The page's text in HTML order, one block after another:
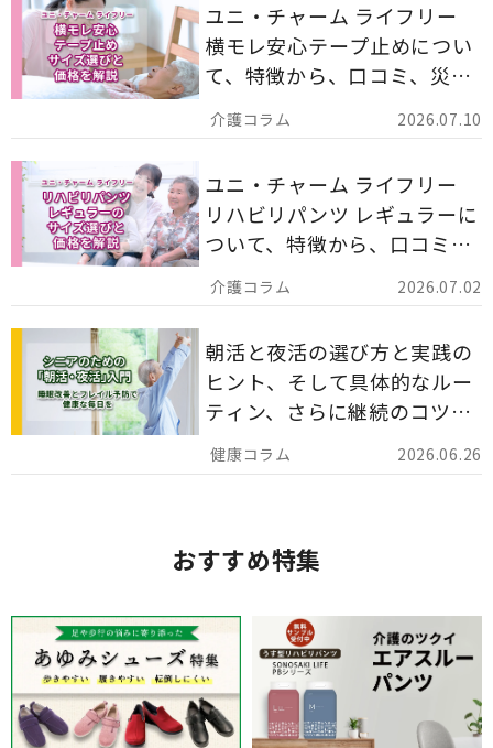
2026.07.10
ユニ・チャーム ライフリー
横モレ安心テープ止めについ
て、特徴から、口コミ、災害
備蓄としての活用法まで分か
りやすく解説します。
2026.07.02
ユニ・チャーム ライフリー
リハビリパンツ レギュラーに
ついて、特徴から、口コミ、
災害備蓄としての活用法まで
分かりやすく解説します。
2026.06.26
朝活と夜活の選び方と実践の
ヒント、そして具体的なルー
ティン、さらに継続のコツま
でを詳しくご紹介します。
おすすめ特集